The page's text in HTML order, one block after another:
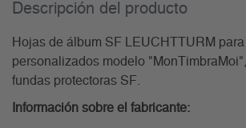
Descripción del producto
Hojas de álbum SF LEUCHTTURM
personalizados modelo
fundas protectoras SF.
Información sobre el fabricante: